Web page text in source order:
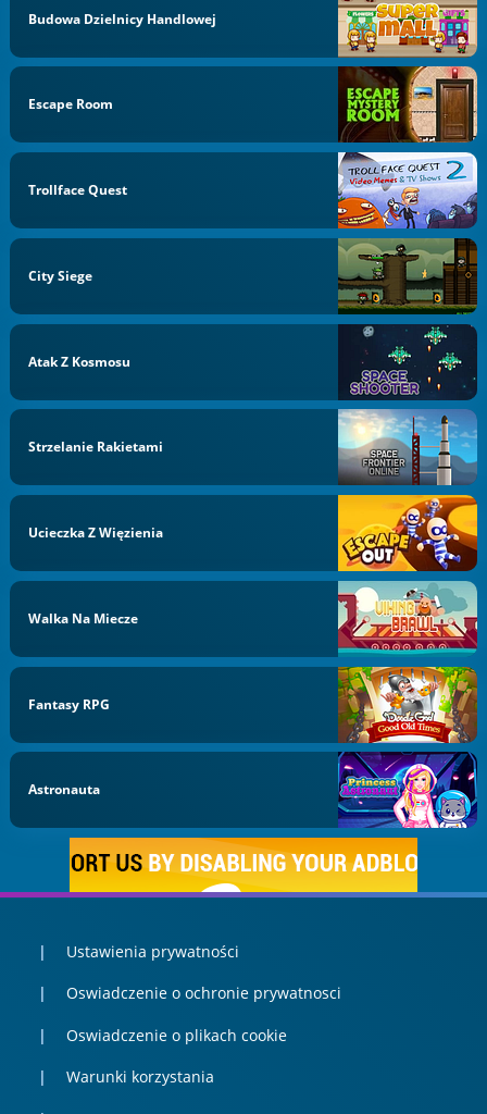
Budowa Dzielnicy Handlowej
Escape Room
Trollface Quest
City Siege
Atak Z Kosmosu
Strzelanie Rakietami
Ucieczka Z Więzienia
Walka Na Miecze
Fantasy RPG
Astronauta
Ustawienia prywatności
Oswiadczenie o ochronie prywatnosci
Oswiadczenie o plikach cookie
Warunki korzystania